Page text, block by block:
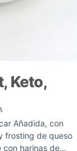
Keto,
Añadida, con
frosting de queso
con harinas de